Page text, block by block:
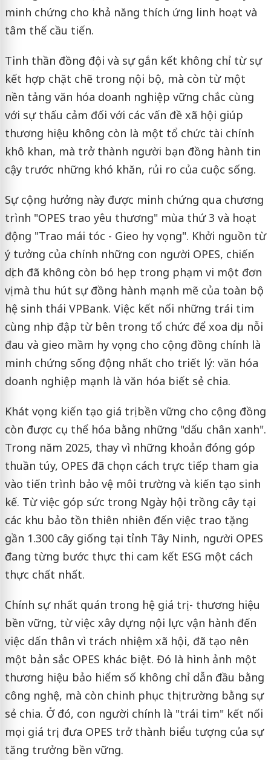
minh chứng cho khả năng thích ứng linh hoạt và
tâm thế cầu tiến.
Tinh thần đồng đội và sự gắn kết không chỉ từ sự
kết hợp chặt chẽ trong nội bộ, mà còn từ một
nền tảng văn hóa doanh nghiệp vững chắc cùng
với sự thấu cảm đối với các vấn đề xã hội giúp
thương hiệu không còn là một tổ chức tài chính
khô khan, mà trở thành người bạn đồng hành tin
cậy trước những khó khăn, rủi ro của cuộc sống.
Sự cộng hưởng này được minh chứng qua chương
trình "OPES trao yêu thương" mùa thứ 3 và hoạt
động "Trao mái tóc - Gieo hy vọng". Khởi nguồn từ
ý tưởng của chính những con người OPES, chiến
dịch đã không còn bó hẹp trong phạm vi một đơn
vị mà thu hút sự đồng hành mạnh mẽ của toàn bộ
hệ sinh thái VPBank. Việc kết nối những trái tim
cùng nhịp đập từ bên trong tổ chức để xoa dịu nỗi
đau và gieo mầm hy vọng cho cộng đồng chính là
minh chứng sống động nhất cho triết lý: văn hóa
doanh nghiệp mạnh là văn hóa biết sẻ chia.
Khát vọng kiến tạo giá trị bền vững cho cộng đồng
còn được cụ thể hóa bằng những "dấu chân xanh".
Trong năm 2025, thay vì những khoản đóng góp
thuần túy, OPES đã chọn cách trực tiếp tham gia
vào tiến trình bảo vệ môi trường và kiến tạo sinh
kế. Từ việc góp sức trong Ngày hội trồng cây tại
các khu bảo tồn thiên nhiên đến việc trao tặng
gần 1.300 cây giống tại tỉnh Tây Ninh, người OPES
đang từng bước thực thi cam kết ESG một cách
thực chất nhất.
Chính sự nhất quán trong hệ giá trị - thương hiệu
bền vững, từ việc xây dựng nội lực vận hành đến
việc dấn thân vì trách nhiệm xã hội, đã tạo nên
một bản sắc OPES khác biệt. Đó là hình ảnh một
thương hiệu bảo hiểm số không chỉ dẫn đầu bằng
công nghệ, mà còn chinh phục thị trường bằng sự
sẻ chia. Ở đó, con người chính là "trái tim" kết nối
mọi giá trị, đưa OPES trở thành biểu tượng của sự
tăng trưởng bền vững.